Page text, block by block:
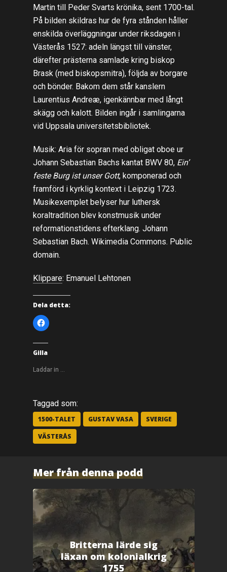
Martin till Peder Svarts krönika, sent 1700-tal.
På bilden skildras hur de fyra stånden håller
enskilda överläggningar under riksdagen i
Västerås 1527: adeln längst till vänster,
därefter prästerna samlade kring biskop
Brask (med biskopsmitra), följda av borgare
och bönder. Bakom dem står kanslern
Laurentius Andreæ, igenkännbar med långt
skägg och kalott. Bilden ingår i samlingarna
vid Uppsala universitetsbibliotek.
Musik: Aria för sopran med obligat oboe ur
Johann Sebastian Bachs kantat BWV 80, Ein’
feste Burg ist unser Gott, komponerad och
framförd i kyrklig kontext i Leipzig 1723.
Musikexemplet belyser hur luthersk
koraltradition blev konstmusik under
reformationstidens efterklang. Johann
Sebastian Bach. Wikimedia Commons. Public
domain.
Klippare: Emanuel Lehtonen
Dela detta:
K
l
k
a
f
r
e
l
a
p
å
F
a
c
k
(
p
p
n
a
s
t
t
n
y
t
t
Gilla
Laddar in …
Taggad som:
1500-TALET GUSTAV VASA
SVERIGE
VÄSTERÅS
Mer från denna podd
Britterna lärde sig
läxan om kolonialkrig
1755